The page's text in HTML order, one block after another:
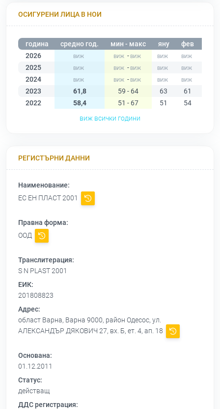
ОСИГУРЕНИ ЛИЦА В НОИ
година средно год. мин - макс яну фев
2026
-
2025
-
2024
-
2023
61,8 59 - 64 63 61
2022
58,4 51 - 67 51 54
виж всички години
РЕГИСТЪРНИ ДАННИ
Наименование:
ЕС ЕН ПЛАСТ 2001
Правна форма:
ООД
Транслитерация:
S N PLAST 2001
ЕИК:
201808823
Адрес:
област Варна, Варна 9000, район Одесос, ул.
АЛЕКСАНДЪР ДЯКОВИЧ 27, вх. Б, ет. 4, ап. 18
Основана:
01.12.2011
Статус:
действащ
ДДС регистрация: